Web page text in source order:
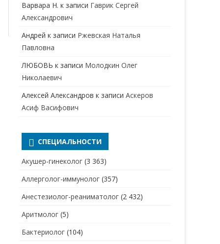
НЕФРОЛОГ
ОТОЛАРИНГОЛОГ
ОФТАЛЬМОЛОГ
ПРОКТОЛОГ
РЕВМАТОЛОГ
РЕНТГЕНОЛОГ
СТОМАТОЛОГ
СТОМАТОЛОГ-ОРТОДОНТ
Варвара Н. к записи Гаврик Сергей
Александрович
Андрей к записи Ржевская Наталья
Павловна
ЛЮБОВЬ к записи Молодкин Олег
Николаевич
Алексей Александров к записиАскеров
Асиф Васифович
СПЕЦИАЛЬНОСТИ
Акушер-гинеколог (3 363)
Аллерголог-иммунолог (357)
Анестезиолог-реаниматолог (2 432)
Аритмолог (5)
Бактериолог (104)